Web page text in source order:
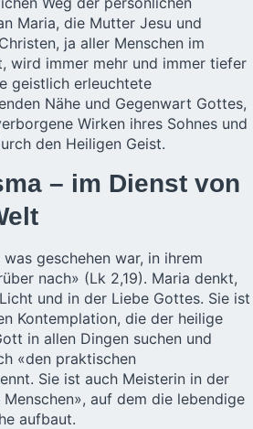
Maria, die Mutter Jesu und
ja aller Menschen im
wird immer mehr und immer tiefer
geistlich erleuchtete
Nähe und Gegenwart Gottes,
Wirken ihres Sohnes und
den Heiligen Geist.
– im Dienst von
geschehen war, in ihrem
nach» (Lk 2,19). Maria denkt,
und in der Liebe Gottes. Sie ist
Kontemplation, die der heilige
in allen Dingen suchen und
«den praktischen
Sie ist auch Meisterin in der
auf dem die lebendige
aufbaut.